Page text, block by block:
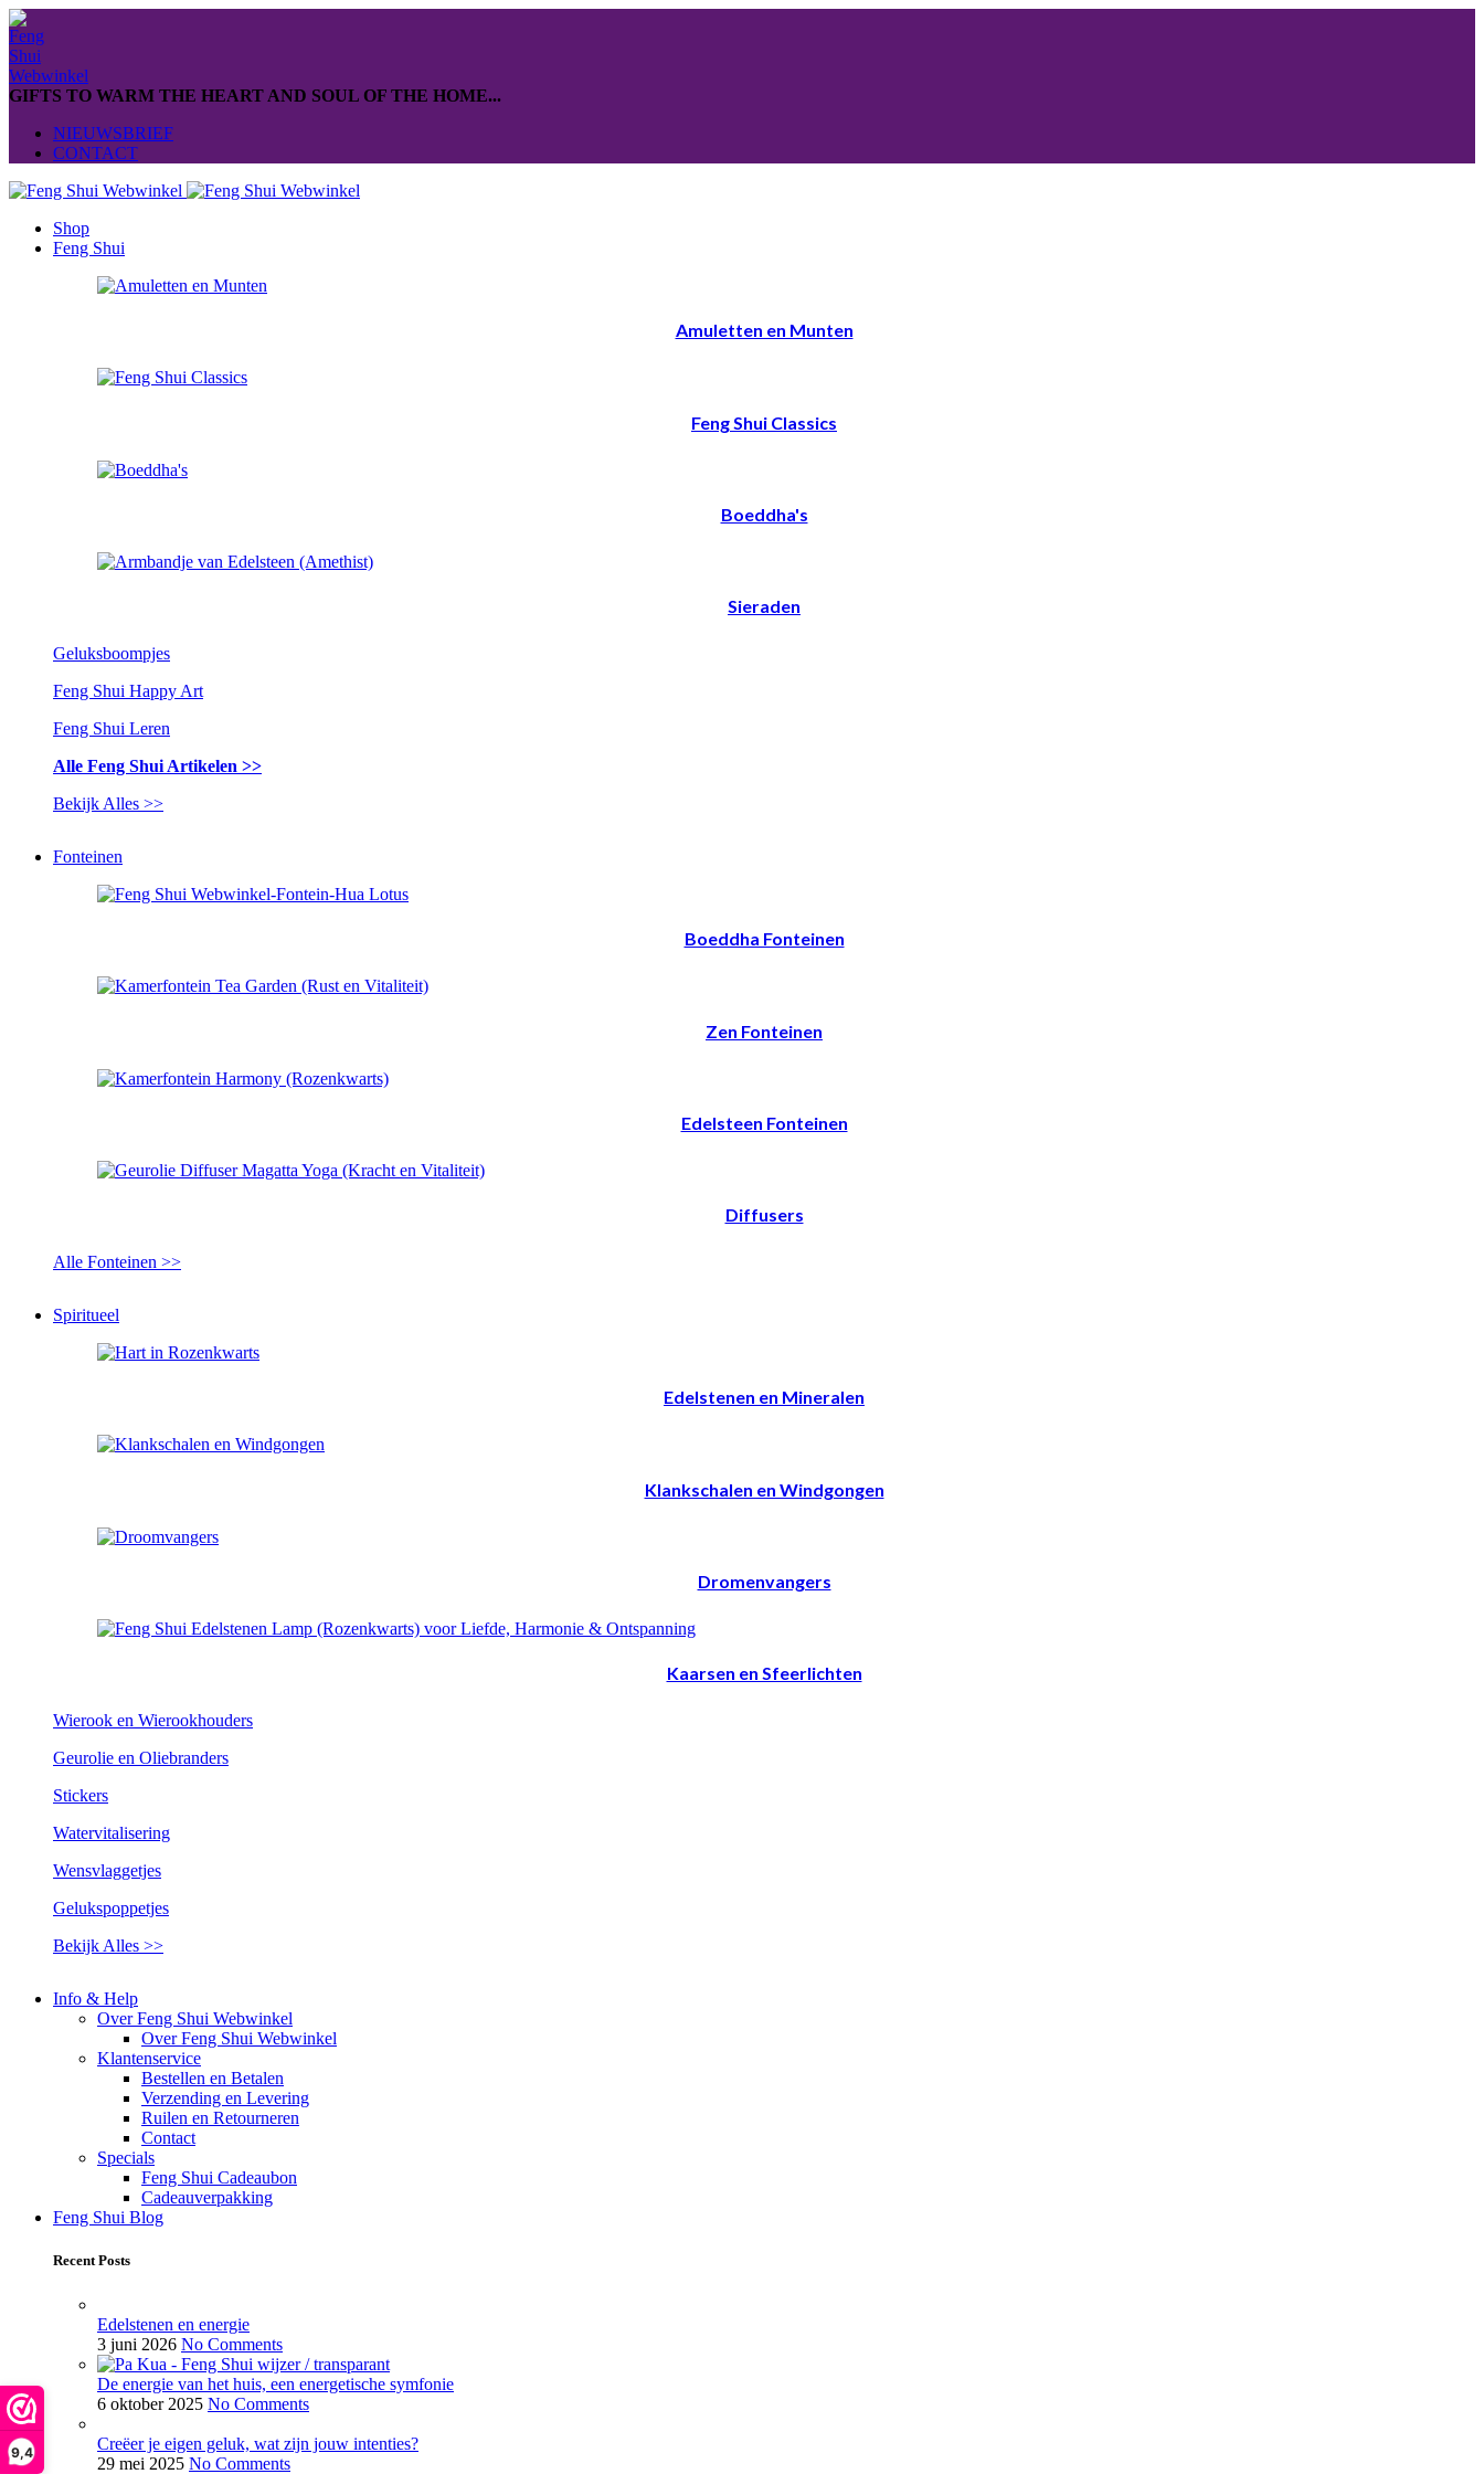
9,4
GIFTS TO WARM THE HEART AND SOUL OF THE HOME...
NIEUWSBRIEF
CONTACT
Shop
Feng Shui
Amuletten en Munten
Feng Shui Classics
Boeddha's
Sieraden
Geluksboompjes
Feng Shui Happy Art
Feng Shui Leren
Alle Feng Shui Artikelen >>
Bekijk Alles >>
Fonteinen
Boeddha Fonteinen
Zen Fonteinen
Edelsteen Fonteinen
Diffusers
Alle Fonteinen >>
Spiritueel
Edelstenen en Mineralen
Klankschalen en Windgongen
Dromenvangers
Kaarsen en Sfeerlichten
Wierook en Wierookhouders
Geurolie en Oliebranders
Stickers
Watervitalisering
Wensvlaggetjes
Gelukspoppetjes
Bekijk Alles >>
Info & Help
Over Feng Shui Webwinkel
Over Feng Shui Webwinkel
Klantenservice
Bestellen en Betalen
Verzending en Levering
Ruilen en Retourneren
Contact
Specials
Feng Shui Cadeaubon
Cadeauverpakking
Feng Shui Blog
Recent Posts
Edelstenen en energie
3 juni 2026 No Comments
De energie van het huis, een energetische symfonie
6 oktober 2025 No Comments
Creëer je eigen geluk, wat zijn jouw intenties?
29 mei 2025 No Comments